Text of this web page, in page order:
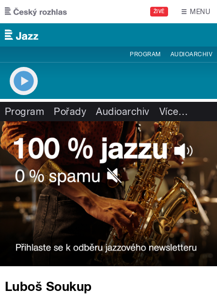
Přejít k hlavnímu obsahu
ŽIVĚ MENU
PROGRAM AUDIOARCHIV
Program Pořady Audioarchiv Více…
Luboš Soukup